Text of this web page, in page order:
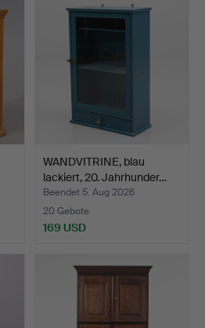
WANDVITRINE, blau
lackiert, 20. Jahrhunder…
Beendet 5. Aug 2026
20 Gebote
169 USD